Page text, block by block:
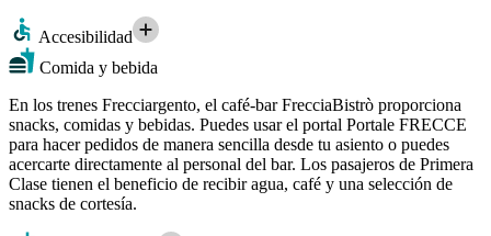
Accesibilidad
Comida y bebida
En los trenes Frecciargento, el café-bar FrecciaBistrò proporciona
snacks, comidas y bebidas. Puedes usar el portal Portale FRECCE
para hacer pedidos de manera sencilla desde tu asiento o puedes
acercarte directamente al personal del bar. Los pasajeros de Primera
Clase tienen el beneficio de recibir agua, café y una selección de
snacks de cortesía.